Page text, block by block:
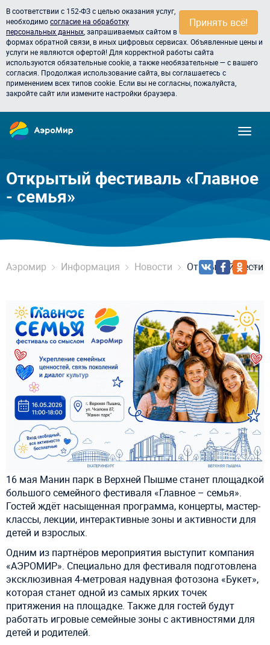
Принять всё!
В соответствии с 152-ФЗ с целью оказания услуг,
необходимосогласие на обработку
персональных данных , запрашиваемых сайтом в
формах обратной связи, в иных цифровых сервисах. Объявленные цены и
услуги не являются офертой! Для корректной работы сайта
используются обязательные cookie, а также необязательные — с вашего
согласия. Продолжая использование сайта, вы соглашаетесь с
применением всех типов cookie. Если вы не согласны, пожалуйста,
закройте сайт или измените настройки браузера.
Открытый фестиваль «Главное
- семья»
Аэромир Информация Новости Открытый
16 мая Манин парк в Верхней Пышме станет площадкой
большого семейного фестиваля «Главное – семья».
Гостей ждёт насыщенная программа, концерты, мастер-
классы, лекции, интерактивные зоны и активности для
детей и взрослых.
Одним из партнёров мероприятия выступит компания
«АЭРОМИР». Специально для фестиваля подготовлена
эксклюзивная 4-метровая надувная фотозона «Букет»,
которая станет одной из самых ярких точек
притяжения на площадке. Также для гостей будут
работать игровые семейные зоны с активностями для
детей и родителей.